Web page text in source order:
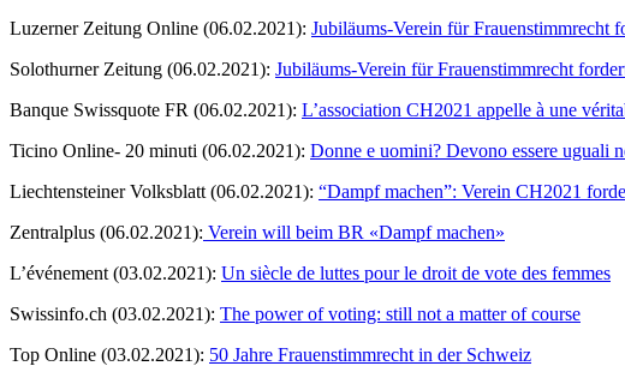
Luzerner Zeitung Online (06.02.2021): Jubiläums-Verein für Frauenstimmrecht
Solothurner Zeitung (06.02.2021): Jubiläums-Verein für Frauenstimmrecht
Banque Swissquote FR (06.02.2021): L’association CH2021 appelle à une
Ticino Online- 20 minuti (06.02.2021): Donne e uomini? Devono essere uguali
Liechtensteiner Volksblatt (06.02.2021): “Dampf machen”: Verein CH2021
Zentralplus (06.02.2021): Verein will beim BR «Dampf machen»
L’événement (03.02.2021): Un siècle de luttes pour le droit de vote des femmes
Swissinfo.ch (03.02.2021): The power of voting: still not a matter of course
Top Online (03.02.2021): 50 Jahre Frauenstimmrecht in der Schweiz